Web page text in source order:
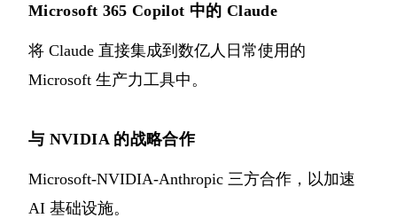
Microsoft 365 Copilot 中的 Claude
将 Claude 直接集成到数亿人日常使用的
Microsoft 生产力工具中。
与 NVIDIA 的战略合作
Microsoft-NVIDIA-Anthropic 三方合作，以加速
AI 基础设施。